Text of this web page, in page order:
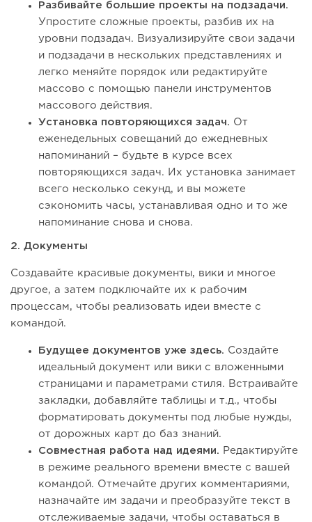
Разбивайте большие проекты на подзадачи.
Упростите сложные проекты, разбив их на
уровни подзадач. Визуализируйте свои задачи
и подзадачи в нескольких представлениях и
легко меняйте порядок или редактируйте
массово с помощью панели инструментов
массового действия.
Установка повторяющихся задач. От
еженедельных совещаний до ежедневных
напоминаний – будьте в курсе всех
повторяющихся задач. Их установка занимает
всего несколько секунд, и вы можете
сэкономить часы, устанавливая одно и то же
напоминание снова и снова.
2. Документы
Создавайте красивые документы, вики и многое
другое, а затем подключайте их к рабочим
процессам, чтобы реализовать идеи вместе с
командой.
Будущее документов уже здесь. Создайте
идеальный документ или вики с вложенными
страницами и параметрами стиля. Встраивайте
закладки, добавляйте таблицы и т.д., чтобы
форматировать документы под любые нужды,
от дорожных карт до баз знаний.
Совместная работа над идеями.
Редактируйте
в режиме реального времени вместе с вашей
командой. Отмечайте других комментариями,
назначайте им задачи и преобразуйте текст в
отслеживаемые задачи, чтобы оставаться в